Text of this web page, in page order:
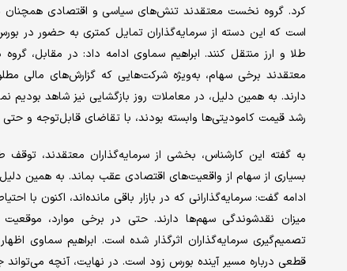
کرد. گروه نخست معتقدند تنش‌های سیاسی و اقتصادی همچنان
است که این دسته از سرمایه‌گذاران تمایل کمتری به حضور در
طلا و ارز منتقل کنند. ابراهیم سماوی ادامه داد: در مقابل،
معتقدند برخی سهام، به‌ویژه شرکت‌هایی که گزارش‌های مالی
دارند. به همین دلیل، در معاملات روز بازگشایی نیز شاهد بودیم
رشد قیمت کامودیتی‌ها وابسته بودند، با تقاضای قابل‌توجه و
به گفته این کارشناس، بخشی از سرمایه‌گذاران معتقدند،
بسیاری از سهام از واقعیت‌های اقتصادی عقب بماند. به همین
ادامه گفت: سرمایه‌گذارانی که در بازار باقی مانده‌اند، اکنون با
میزان نقدشوندگی سهم‌ها دارند. حتی در برخی موارد،
تصمیم‌گیری سرمایه‌گذاران اثرگذار شده است. ابراهیم سماوی
قطعی درباره مسیر آینده بورس زود است. در نهایت، آنچه